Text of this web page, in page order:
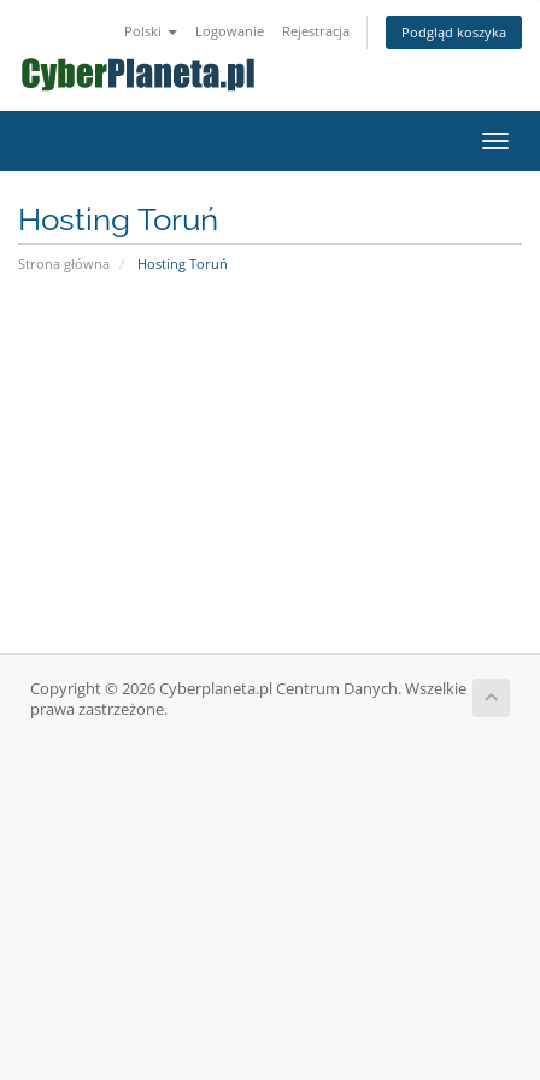
Polski Logowanie Rejestracja Podgląd koszyka
Hosting Toruń
Strona główna Hosting Toruń
Copyright © 2026 Cyberplaneta.pl Centrum Danych. Wszelkie
prawa zastrzeżone.